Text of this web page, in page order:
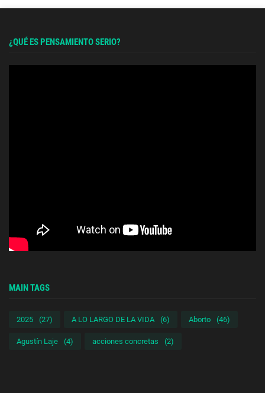
¿QUÉ ES PENSAMIENTO SERIO?
MAIN TAGS
2025 (27) A LO LARGO DE LA VIDA (6) Aborto (46)
Agustín Laje (4) acciones concretas (2)